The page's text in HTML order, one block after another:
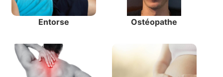
Entorse Ostéopathe